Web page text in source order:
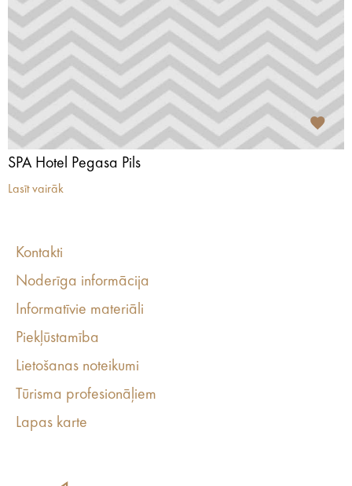
SPA Hotel Pegasa Pils
Lasīt vairāk
Kontakti
Noderīga informācija
Informatīvie materiāli
Piekļūstamība
Lietošanas noteikumi
Tūrisma profesionāļiem
Lapas karte